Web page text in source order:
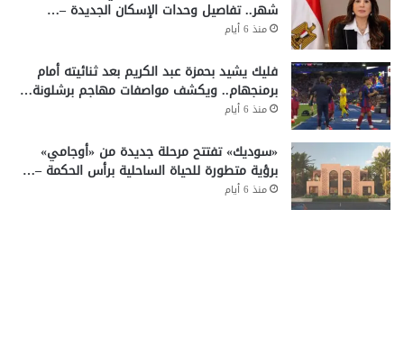
شهر.. تفاصيل وحدات الإسكان الجديدة –…
منذ 6 أيام
فليك يشيد بحمزة عبد الكريم بعد ثنائيته أمام
برمنجهام.. ويكشف مواصفات مهاجم برشلونة…
منذ 6 أيام
«سوديك» تفتتح مرحلة جديدة من «أوجامي»
برؤية متطورة للحياة الساحلية برأس الحكمة –…
منذ 6 أيام